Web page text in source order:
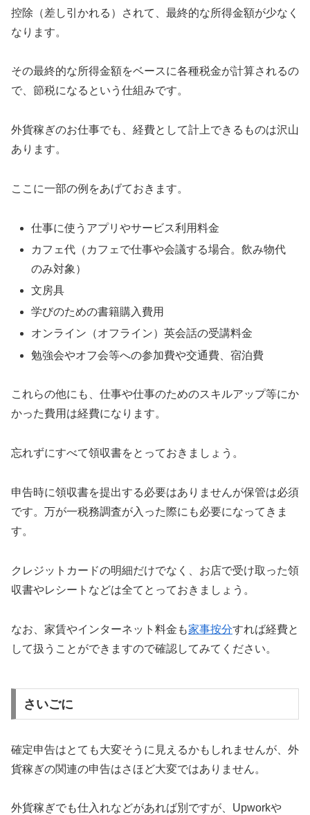
控除（差し引かれる）されて、最終的な所得金額が少なく
なります。
その最終的な所得金額をベースに各種税金が計算されるの
で、節税になるという仕組みです。
外貨稼ぎのお仕事でも、経費として計上できるものは沢山
あります。
ここに一部の例をあげておきます。
仕事に使うアプリやサービス利用料金
カフェ代（カフェで仕事や会議する場合。飲み物代
のみ対象）
文房具
学びのための書籍購入費用
オンライン（オフライン）英会話の受講料金
勉強会やオフ会等への参加費や交通費、宿泊費
これらの他にも、仕事や仕事のためのスキルアップ等にか
かった費用は経費になります。
忘れずにすべて領収書をとっておきましょう。
申告時に領収書を提出する必要はありませんが保管は必須
です。万が一税務調査が入った際にも必要になってきま
す。
クレジットカードの明細だけでなく、お店で受け取った領
収書やレシートなどは全てとっておきましょう。
なお、家賃やインターネット料金も家事按分すれば経費と
して扱うことができますので確認してみてください。
さいごに
確定申告はとても大変そうに見えるかもしれませんが、外
貨稼ぎの関連の申告はさほど大変ではありません。
外貨稼ぎでも仕入れなどがあれば別ですが、Upworkや